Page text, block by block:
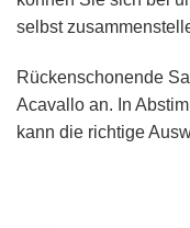
selbst
Rückenschonende
Acavallo an. In
kann die richtige